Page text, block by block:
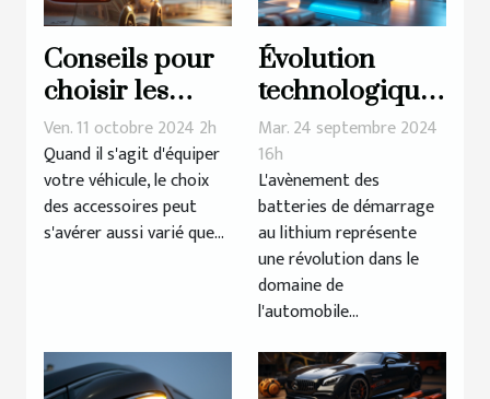
Conseils pour
choisir les
meilleurs
accessoires
auto pour
votre véhicule
Ven. 11 octobre 2024 2h
Quand il s'agit d'équiper
votre véhicule, le choix
des accessoires peut
s'avérer aussi varié que...
Évolution
technologique
des batteries
de démarrage
au lithium
Mar. 24 septembre 2024
16h
L'avènement des
batteries de démarrage
au lithium représente
une révolution dans le
domaine de
l'automobile...